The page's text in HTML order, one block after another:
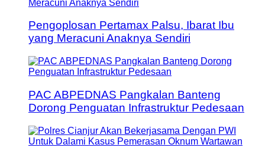
Pengoplosan Pertamax Palsu, Ibarat Ibu
yang Meracuni Anaknya Sendiri
PAC ABPEDNAS Pangkalan Banteng
Dorong Penguatan Infrastruktur Pedesaan